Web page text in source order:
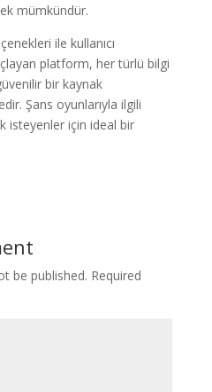
mümkündür.
ile kullanıcı
platform, her türlü bilgi
bir kaynak
Şans oyunlarıyla ilgili
isteyenler için ideal bir
be published. Required